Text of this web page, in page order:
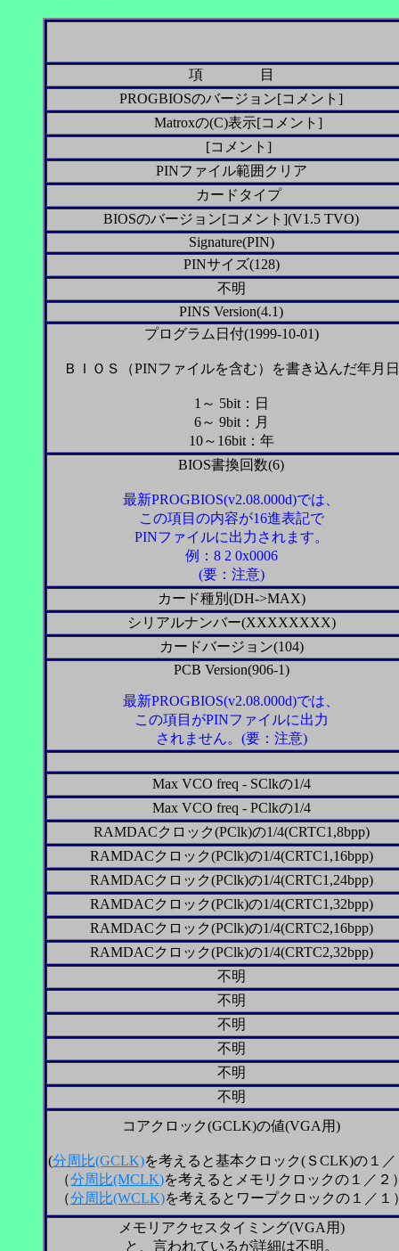
項 目
PROGBIOSのバージョン[コメント]
Matroxの(C)表示[コメント]
[コメント]
PINファイル範囲クリア
カードタイプ
BIOSのバージョン[コメント](V1.5 TVO)
Signature(PIN)
PINサイズ(128)
不明
PINS Version(4.1)
プログラム日付(1999-10-01)
ＢＩＯＳ（PINファイルを含む）を書き込んだ年月日
1～ 5bit：日
6～ 9bit：月
10～16bit：年
BIOS書換回数(6)
最新PROGBIOS(v2.08.000d)では、
この項目の内容が16進表記で
PINファイルに出力されます。
例：8 2 0x0006
(要：注意)
カード種別(DH->MAX)
シリアルナンバー(XXXXXXXX)
カードバージョン(104)
PCB Version(906-1)
最新PROGBIOS(v2.08.000d)では、
この項目がPINファイルに出力
されません。(要：注意)
Max VCO freq - SClkの1/4
Max VCO freq - PClkの1/4
RAMDACクロック(PClk)の1/4(CRTC1,8bpp)
RAMDACクロック(PClk)の1/4(CRTC1,16bpp)
RAMDACクロック(PClk)の1/4(CRTC1,24bpp)
RAMDACクロック(PClk)の1/4(CRTC1,32bpp)
RAMDACクロック(PClk)の1/4(CRTC2,16bpp)
RAMDACクロック(PClk)の1/4(CRTC2,32bpp)
不明
不明
不明
不明
不明
不明
コアクロック(GCLK)の値(VGA用)
(分周比(GCLK)を考えると基本クロック(ＳCLK)の１／
（分周比(MCLK)を考えるとメモリクロックの１／２
（分周比(WCLK)を考えるとワープクロックの１／１
メモリアクセスタイミング(VGA用)
と、言われているが詳細は不明。